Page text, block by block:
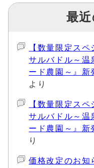
最
【数量限定ス
サルバドル～温
ード農園～』新
より
【数量限定ス
サルバドル～温
ード農園～』新
り
価格改定のお知